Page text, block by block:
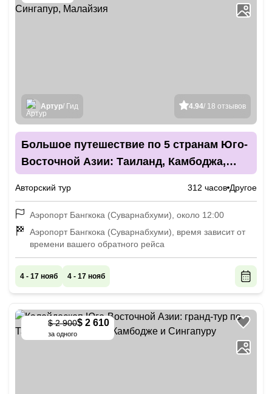
4.94/ 18 отзывов
Артур/ Гид
Большое путешествие по 5 странам Юго-
Восточной Азии: Таиланд, Камбоджа,
Авторский тур 312 часов Другое
Аэропорт Бангкока (Суварнабхуми), около 12:00
Аэропорт Бангкока (Суварнабхуми), время зависит от
времени вашего обратного рейса
4 - 17 нояб 4 - 17 нояб
$ 2 900$ 2 610
за одного